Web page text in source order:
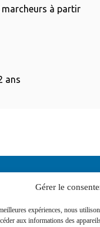
Gérer le
expériences, nous
aux informations des
à partir
ans